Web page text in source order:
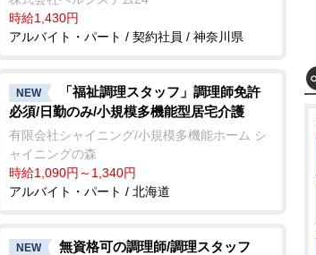
時給1,430円
アルバイト・パート / 契約社員 / 神奈川県
NEW
「福祉調理スタッフ」調理師免許
必須/日勤のみ/小規模多機能型居宅介護
有限会社シャイニング/小規模多機能ホーム シ
ャイニングの森
時給1,090円～1,340円
アルバイト・パート / 北海道
NEW 無資格可の調理師/調理スタッフ